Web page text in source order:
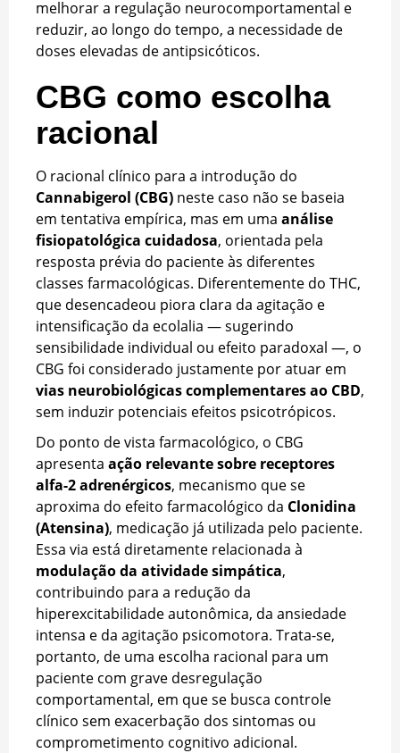
melhorar a regulação neurocomportamental e
reduzir, ao longo do tempo, a necessidade de
doses elevadas de antipsicóticos.
CBG como escolha
racional
O racional clínico para a introdução do
Cannabigerol (CBG) neste caso não se baseia
em tentativa empírica, mas em uma análise
fisiopatológica cuidadosa, orientada pela
resposta prévia do paciente às diferentes
classes farmacológicas. Diferentemente do THC,
que desencadeou piora clara da agitação e
intensificação da ecolalia — sugerindo
sensibilidade individual ou efeito paradoxal —, o
CBG foi considerado justamente por atuar em
vias neurobiológicas complementares ao CBD,
sem induzir potenciais efeitos psicotrópicos.
Do ponto de vista farmacológico, o CBG
apresenta ação relevante sobre receptores
alfa-2 adrenérgicos, mecanismo que se
aproxima do efeito farmacológico da Clonidina
(Atensina), medicação já utilizada pelo paciente.
Essa via está diretamente relacionada à
modulação da atividade simpática,
contribuindo para a redução da
hiperexcitabilidade autonômica, da ansiedade
intensa e da agitação psicomotora. Trata-se,
portanto, de uma escolha racional para um
paciente com grave desregulação
comportamental, em que se busca controle
clínico sem exacerbação dos sintomas ou
comprometimento cognitivo adicional.